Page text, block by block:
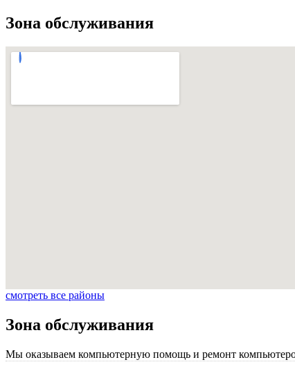
Зона обслуживания
смотреть все районы
Зона обслуживания
Мы оказываем компьютерную помощь и ремонт